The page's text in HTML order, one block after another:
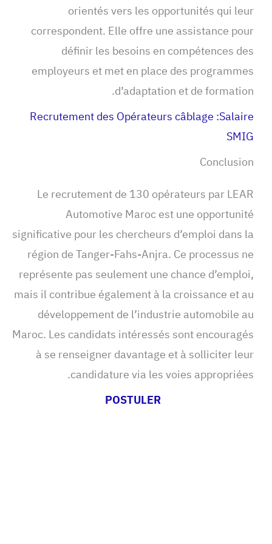
orientés vers les opportunités qui leur
correspondent. Elle offre une assistance pour
définir les besoins en compétences des
employeurs et met en place des programmes
d’adaptation et de formation.
Recrutement des Opérateurs câblage :Salaire
SMIG
Conclusion
Le recrutement de 130 opérateurs par LEAR
Automotive Maroc est une opportunité
significative pour les chercheurs d’emploi dans la
région de Tanger-Fahs-Anjra. Ce processus ne
représente pas seulement une chance d’emploi,
mais il contribue également à la croissance et au
développement de l’industrie automobile au
Maroc. Les candidats intéressés sont encouragés
à se renseigner davantage et à solliciter leur
candidature via les voies appropriées.
POSTULER